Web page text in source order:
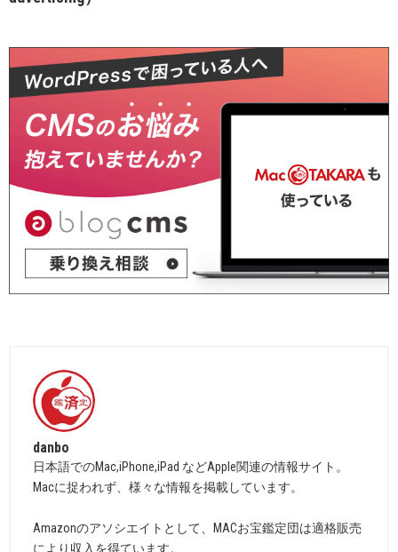
danbo
日本語でのMac,iPhone,iPad などApple関連の情報サイト。
Macに捉われず、様々な情報を掲載しています。
Amazonのアソシエイトとして、MACお宝鑑定団は適格販売
により収入を得ています。